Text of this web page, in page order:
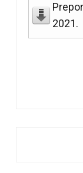
2021.